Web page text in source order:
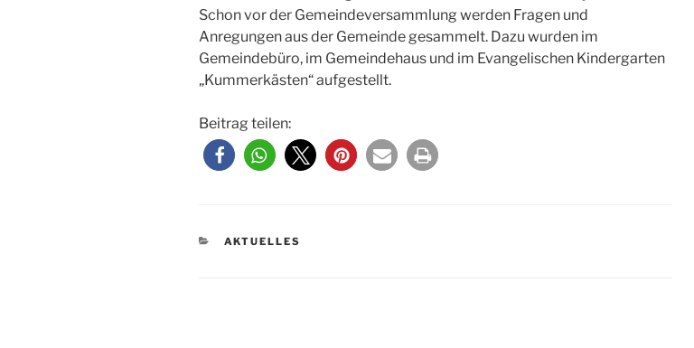
Schon vor der Gemeindeversammlung werden Fragen und
Anregungen aus der Gemeinde gesammelt. Dazu wurden im
Gemeindebüro, im Gemeindehaus und im Evangelischen Kindergarten
„Kummerkästen“ aufgestellt.
Beitrag teilen:
KATEGORIEN
AKTUELLES